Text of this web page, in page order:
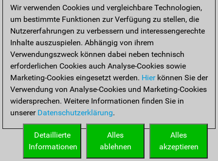
Startseite
Wir verwenden Cookies und vergleichbare Technologien,
um bestimmte Funktionen zur Verfügung zu stellen, die
Nutzererfahrungen zu verbessern und interessengerechte
Inhalte auszuspielen. Abhängig von ihrem
Verwendungszweck können dabei neben technisch
erforderlichen Cookies auch Analyse-Cookies sowie
Marketing-Cookies eingesetzt werden. Hierkönnen Sie der
Verwendung von Analyse-Cookies und Marketing-Cookies
widersprechen. Weitere Informationen finden Sie in
unserer Datenschutzerklärung.
Alles
akzeptieren
Alles
ablehnen
Detaillierte
Informationen